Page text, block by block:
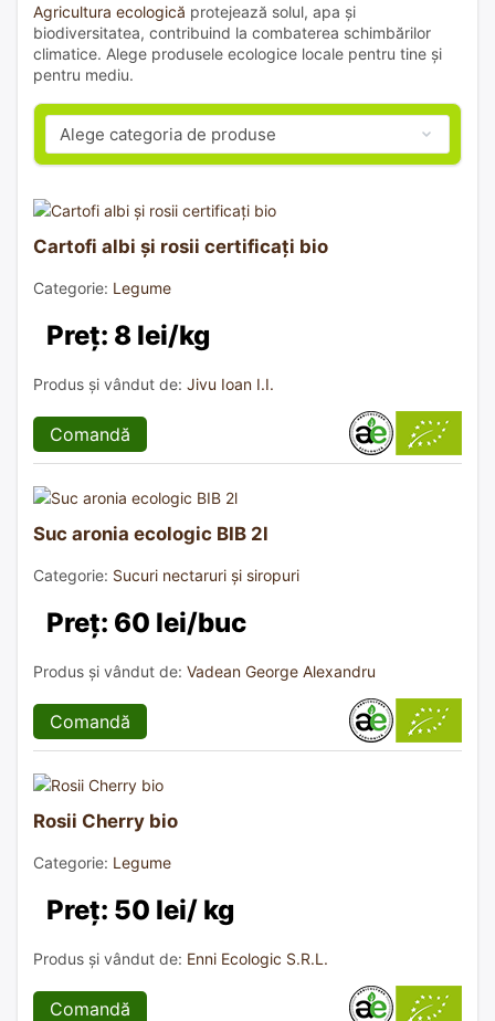
Agricultura ecologică protejează solul, apa și
biodiversitatea, contribuind la combaterea schimbărilor
climatice. Alege produsele ecologice locale pentru tine și
pentru mediu.
Cartofi albi și rosii certificați bio
Categorie: Legume
Preț: 8 lei/kg
Produs și vândut de: Jivu Ioan I.I.
Comandă
Suc aronia ecologic BIB 2l
Categorie: Sucuri nectaruri și siropuri
Preț: 60 lei/buc
Produs și vândut de: Vadean George Alexandru
Comandă
Rosii Cherry bio
Categorie: Legume
Preț: 50 lei/ kg
Produs și vândut de: Enni Ecologic S.R.L.
Comandă